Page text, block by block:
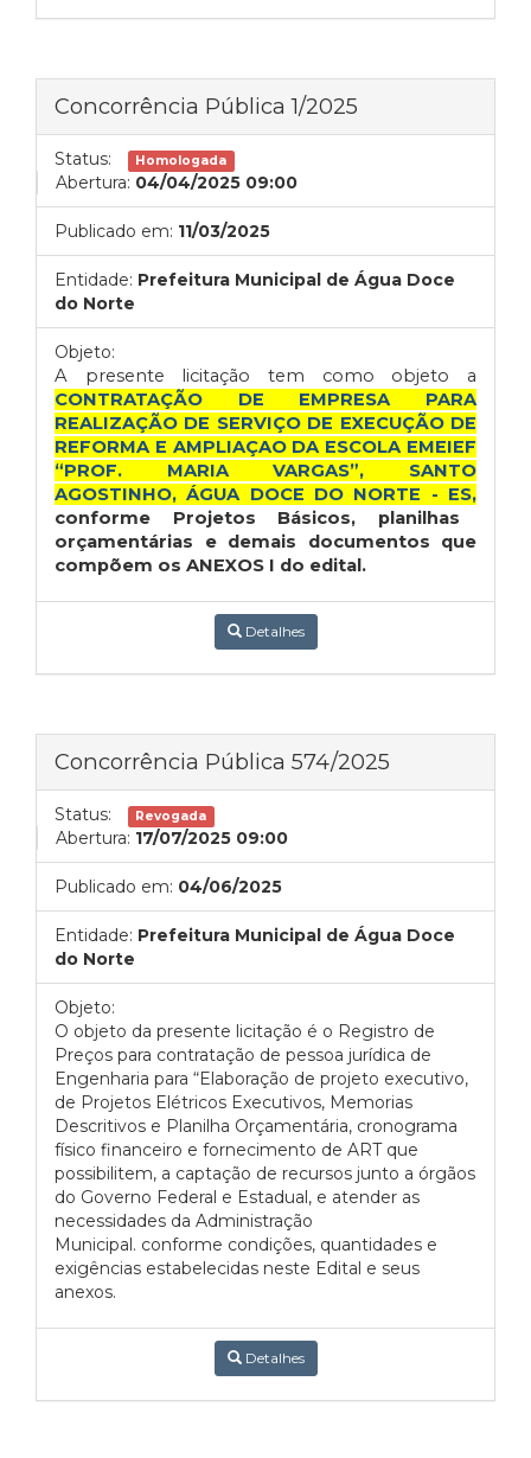
Concorrência Pública 1/2025
Status: Homologada
Abertura: 04/04/2025 09:00
Publicado em: 11/03/2025
Entidade: Prefeitura Municipal de Água Doce
do Norte
Objeto:
A presente licitação tem como objeto a
CONTRATAÇÃO DE EMPRESA PARA
REALIZAÇÃO DE SERVIÇO DE EXECUÇÃO DE
REFORMA E AMPLIAÇAO DA ESCOLA EMEIEF
“PROF. MARIA VARGAS”, SANTO
AGOSTINHO, ÁGUA DOCE DO NORTE - ES,
conforme Projetos Básicos, planilhas
orçamentárias e demais documentos que
compõem os ANEXOS I do edital.
Detalhes
Concorrência Pública 574/2025
Status: Revogada
Abertura: 17/07/2025 09:00
Publicado em: 04/06/2025
Entidade: Prefeitura Municipal de Água Doce
do Norte
Objeto:
O objeto da presente licitação é o Registro de
Preços para contratação de pessoa jurídica de
Engenharia para “Elaboração de projeto executivo,
de Projetos Elétricos Executivos, Memorias
Descritivos e Planilha Orçamentária, cronograma
físico financeiro e fornecimento de ART que
possibilitem, a captação de recursos junto a órgãos
do Governo Federal e Estadual, e atender as
necessidades da Administração
Municipal. conforme condições, quantidades e
exigências estabelecidas neste Edital e seus
anexos.
Detalhes